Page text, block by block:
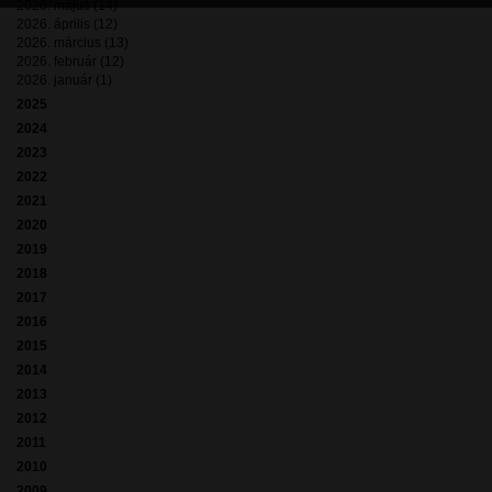
2026. május (14)
2026. április (12)
2026. március (13)
2026. február (12)
2026. január (1)
2025
2024
2023
2022
2021
2020
2019
2018
2017
2016
2015
2014
2013
2012
2011
2010